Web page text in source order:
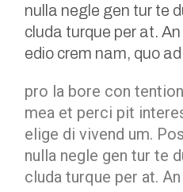
nulla negle gen tur te
cluda turque per at.
edio crem nam, quo ad
pro la bore con
mea et perci pit
elige di vivend um.
nulla negle gen tur te
cluda turque per at.